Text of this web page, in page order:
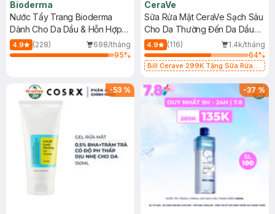
Bioderma
Nước Tẩy Trang Bioderma
Dành Cho Da Dầu & Hỗn Hợp
500ml
4.9 (228)
698/tháng
95%
CeraVe
Sữa Rửa Mặt CeraVe Sạch Sâu
Cho Da Thường Đến Da Dầu
473ml
4.9 (116)
1.4k/tháng
64%
Bill Cerave 299K Tặng Sữa Rửa
-53 % -37%